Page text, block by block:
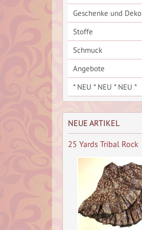
Stufenrock, Unikat
Geschenke und Deko
Stoffe
Schmuck
Angebote
* NEU * NEU * NEU *
NEUE ARTIKEL
25 Yards Tribal Rock